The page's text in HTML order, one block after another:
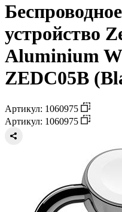
устройство
Aluminium
ZEDC05B
Артикул: 1060975
Артикул: 1060975